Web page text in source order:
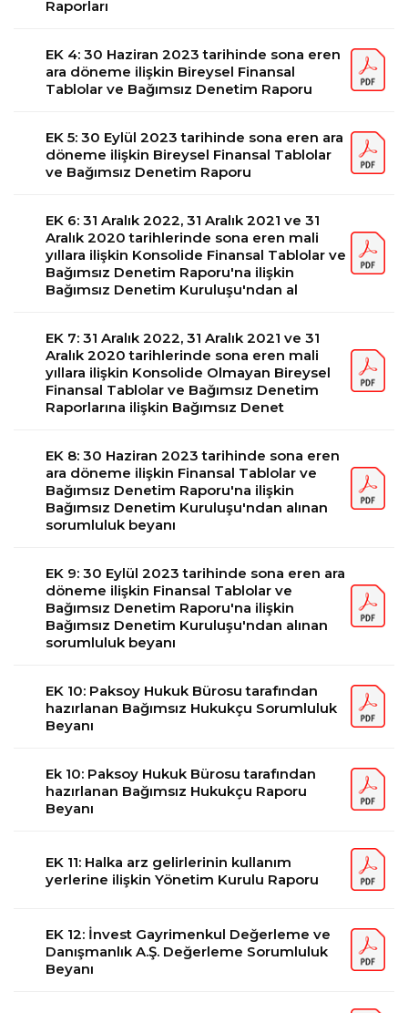
Raporları
EK 4: 30 Haziran 2023 tarihinde sona eren
ara döneme ilişkin Bireysel Finansal
Tablolar ve Bağımsız Denetim Raporu
EK 5: 30 Eylül 2023 tarihinde sona eren ara
döneme ilişkin Bireysel Finansal Tablolar
ve Bağımsız Denetim Raporu
EK 6: 31 Aralık 2022, 31 Aralık 2021 ve 31
Aralık 2020 tarihlerinde sona eren mali
yıllara ilişkin Konsolide Finansal Tablolar ve
Bağımsız Denetim Raporu'na ilişkin
Bağımsız Denetim Kuruluşu'ndan al
EK 7: 31 Aralık 2022, 31 Aralık 2021 ve 31
Aralık 2020 tarihlerinde sona eren mali
yıllara ilişkin Konsolide Olmayan Bireysel
Finansal Tablolar ve Bağımsız Denetim
Raporlarına ilişkin Bağımsız Denet
EK 8: 30 Haziran 2023 tarihinde sona eren
ara döneme ilişkin Finansal Tablolar ve
Bağımsız Denetim Raporu'na ilişkin
Bağımsız Denetim Kuruluşu'ndan alınan
sorumluluk beyanı
EK 9: 30 Eylül 2023 tarihinde sona eren ara
döneme ilişkin Finansal Tablolar ve
Bağımsız Denetim Raporu'na ilişkin
Bağımsız Denetim Kuruluşu'ndan alınan
sorumluluk beyanı
EK 10: Paksoy Hukuk Bürosu tarafından
hazırlanan Bağımsız Hukukçu Sorumluluk
Beyanı
Ek 10: Paksoy Hukuk Bürosu tarafından
hazırlanan Bağımsız Hukukçu Raporu
Beyanı
EK 11: Halka arz gelirlerinin kullanım
yerlerine ilişkin Yönetim Kurulu Raporu
EK 12: İnvest Gayrimenkul Değerleme ve
Danışmanlık A.Ş. Değerleme Sorumluluk
Beyanı